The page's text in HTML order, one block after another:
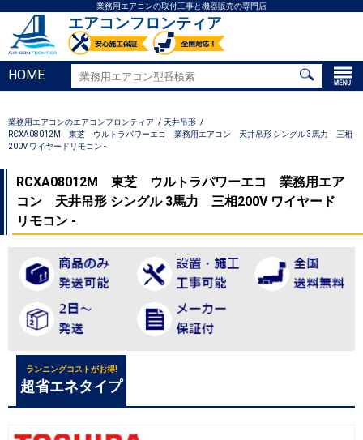
業務用エアコンの取付工事と機器販売の専門店
エアコンフロンティア
HOME
業務用エアコンのエアコンフロンティア
天井吊形
RCXA08012M 東芝 ウルトラパワーエコ 業務用エアコン 天井吊形 シングル 3馬力 三相
200V ワイヤードリモコン -
RCXA08012M 東芝 ウルトラパワーエコ 業務用エア
コン 天井吊形 シングル 3馬力 三相200V ワイヤード
リモコン -
ランニングコストがお得!
超省エネタイプ